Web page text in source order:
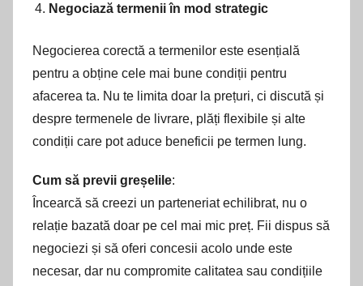
Negociază termenii în mod strategic
Negocierea corectă a termenilor este esențială
pentru a obține cele mai bune condiții pentru
afacerea ta. Nu te limita doar la prețuri, ci discută și
despre termenele de livrare, plăți flexibile și alte
condiții care pot aduce beneficii pe termen lung.
Cum să previi greșelile:
Încearcă să creezi un parteneriat echilibrat, nu o
relație bazată doar pe cel mai mic preț. Fii dispus să
negociezi și să oferi concesii acolo unde este
necesar, dar nu compromite calitatea sau condițiile